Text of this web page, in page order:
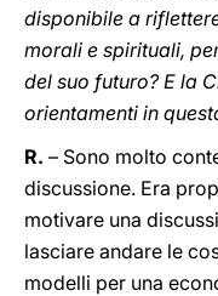
disponibile a
morali e spirituali,
del suo futuro? E la
orientamenti in
R. – Sono molto
discussione. Era
motivare una
lasciare andare le
modelli per una